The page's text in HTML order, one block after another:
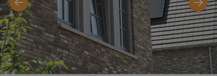
Documentatie
Nieuws
Projecten
Contact
Werken bij